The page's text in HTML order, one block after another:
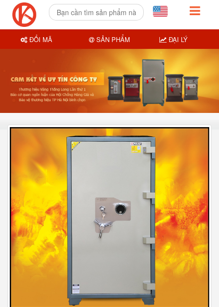
ĐỔI MÃ SẢN PHẨM ĐẠI LÝ